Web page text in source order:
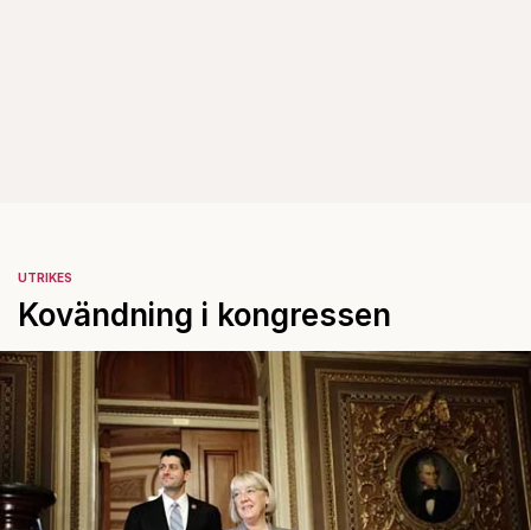
UTRIKES
Kovändning i kongressen